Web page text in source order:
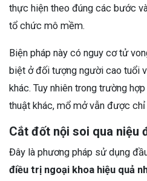
thực hiện theo đúng các bước
tổ chức mô mềm.
Biện pháp này có nguy cơ tử
biệt ở đối tượng người cao tuổi
khác. Tuy nhiên trong trường
thuật khác, mổ mở vẫn được
Cắt đốt nội soi qua niệu
Đây là phương pháp sử dụng
điều trị ngoại khoa hiệu quả